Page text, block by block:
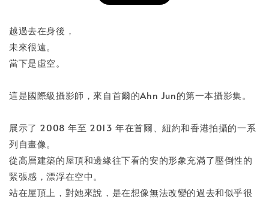
NT$ 50
NT$ 100
越過去在身後，
未來很遠。
當下是虛空。
這是國際級攝影師，來自首爾的Ahn Jun的第一本攝影集。
展示了 2008 年至 2013 年在首爾、紐約和香港拍攝的一系
列自畫像。
從高層建築的屋頂和邊緣往下看的安的形象充滿了壓倒性的
緊張感，漂浮在空中。
站在屋頂上，對她來說，是在想像無法改變的過去和似乎很